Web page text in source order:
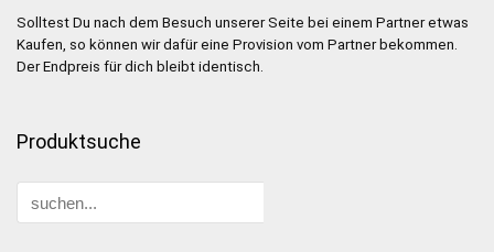
Solltest Du nach dem Besuch unserer Seite bei einem Partner etwas
Kaufen, so können wir dafür eine Provision vom Partner bekommen.
Der Endpreis für dich bleibt identisch.
Produktsuche